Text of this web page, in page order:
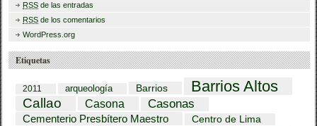
RSS de las entradas
RSS de los comentarios
WordPress.org
Etiquetas
2011 arqueología Barrios Barrios Altos
Callao Casona Casonas
Cementerio Presbítero Maestro Centro de Lima